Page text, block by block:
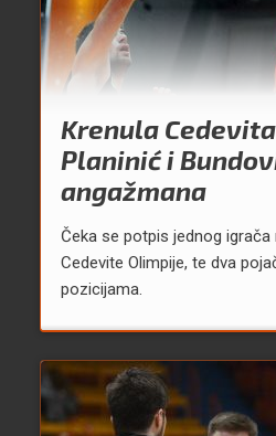
Krenula
Planinić i
angažmana
Čeka se potpis jednog igrača
Cedevite Olimpije, te dva
pozicijama.